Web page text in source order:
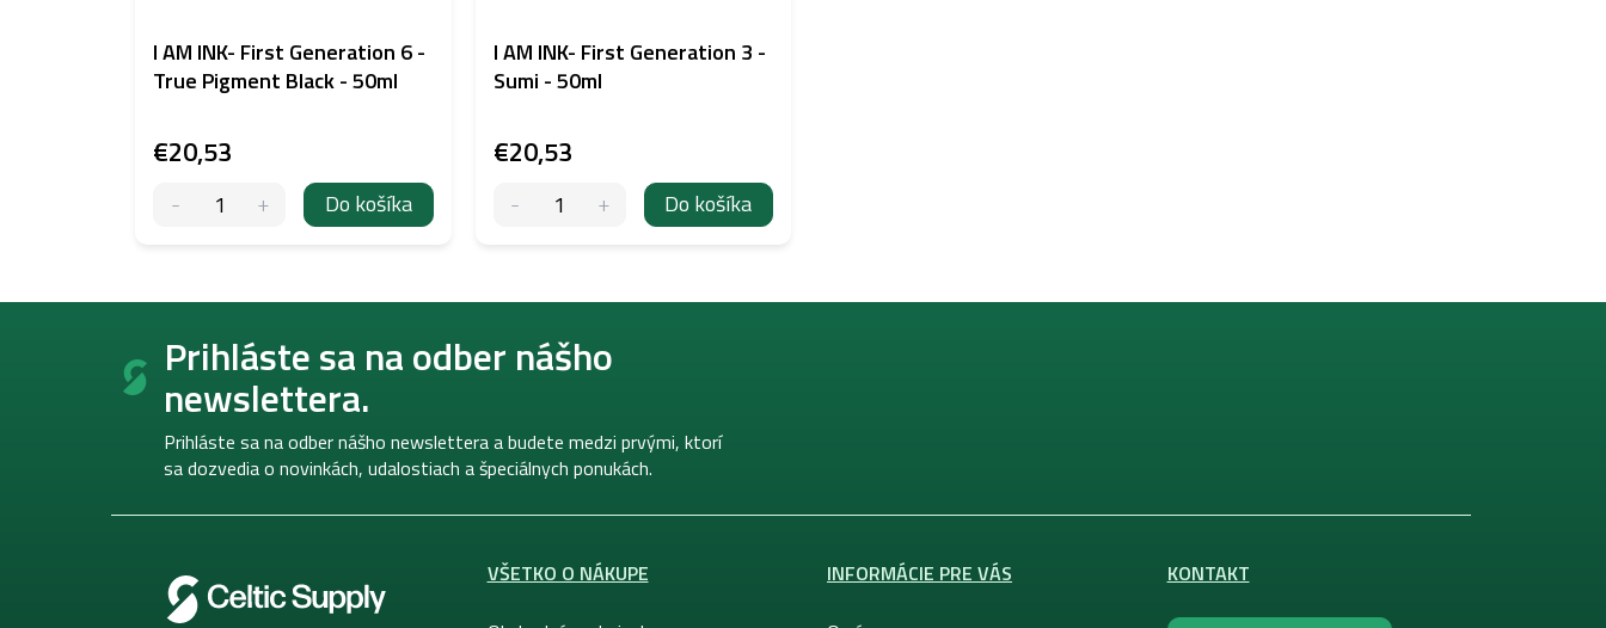
I AM INK- First Generation 6 -
True Pigment Black - 50ml
€20,53
Do košíka
I AM INK- First Generation 3 -
Sumi - 50ml
€20,53
Do košíka
Z
Prihláste sa na odber nášho
newslettera.
Prihláste sa na odber nášho newslettera a budete medzi prvými, ktorí
sa dozvedia o novinkách, udalostiach a špeciálnych ponukách.
VŠETKO O NÁKUPE INFORMÁCIE PRE VÁS KONTAKT